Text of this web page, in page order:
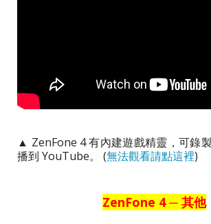
▲ ZenFone 4 有內建遊戲精靈，可錄
播到 YouTube。 (無法觀看請點這裡)
ZenFone 4 ─ 其他